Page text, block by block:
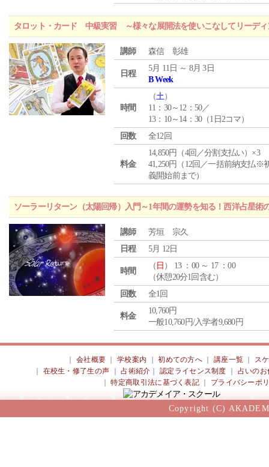
タロット・カード 中級実習 ～様々な展開法を使いこなしてリーディ
講師 森信 彰雄
日程
5月 11日 ～ 8月 3日
B Week
時間
（土）
11：30～12：50／
13：10～14：30（1日2コマ）
回数
全12回
料金
14,850円（4回／分割支払い）×3
41,250円（12回／一括前納支払※
義開始前まで）
ソーラーリターン（太陽回帰）入門～1年間の運勢を知る！西洋占星術
講師
芳垣 宗久
日程
5月 12日
時間
（ 日 ） 13 ：00 ～ 17 ：00
（休憩20分1回含む）
回数
全1回
料金
10,760円
一般10,760円/入学者9,680円
会社概要 ｜学校案内 ｜初めての方へ 講座一覧
ス
在校生・修了生の声 ｜占術紹介 ｜認定ライセンス制度
占いのお
｜特定商取引法に基づく表記 プライバシーポ
Copyright (C)